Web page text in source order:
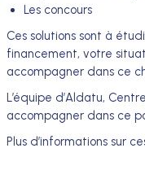
Les concours
Ces solutions sont à
financement, votre
accompagner dans ce
L’équipe d’Aldatu,
accompagner dans ce
Plus d’informations sur